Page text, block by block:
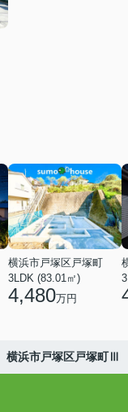
横浜市戸塚区戸塚町
3LDK (83.01㎡)
4,480万円
横浜市戸塚区戸塚町Ⅲ